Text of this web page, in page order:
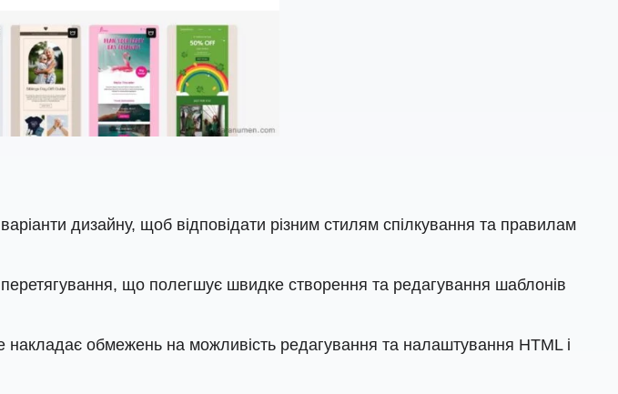
дизайну, щоб відповідати різним стилям спілкування та правилам
що полегшує швидке створення та редагування шаблонів
накладає обмежень на можливість редагування та налаштування HTML і